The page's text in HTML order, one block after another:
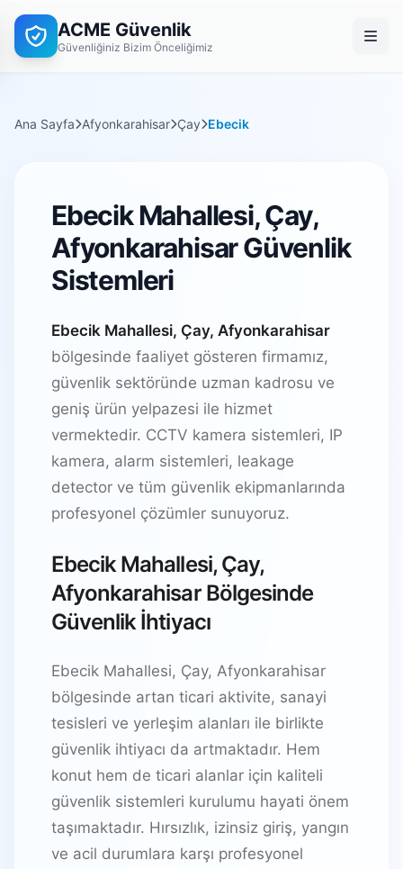
ACME Güvenlik
Güvenliğiniz Bizim Önceliğimiz
Ana Sayfa Afyonkarahisar Çay Ebecik
Ebecik Mahallesi, Çay,
Afyonkarahisar Güvenlik
Sistemleri
Ebecik Mahallesi, Çay, Afyonkarahisar
bölgesinde faaliyet gösteren firmamız,
güvenlik sektöründe uzman kadrosu ve
geniş ürün yelpazesi ile hizmet
vermektedir. CCTV kamera sistemleri, IP
kamera, alarm sistemleri, leakage
detector ve tüm güvenlik ekipmanlarında
profesyonel çözümler sunuyoruz.
Ebecik Mahallesi, Çay,
Afyonkarahisar Bölgesinde
Güvenlik İhtiyacı
Ebecik Mahallesi, Çay, Afyonkarahisar
bölgesinde artan ticari aktivite, sanayi
tesisleri ve yerleşim alanları ile birlikte
güvenlik ihtiyacı da artmaktadır. Hem
konut hem de ticari alanlar için kaliteli
güvenlik sistemleri kurulumu hayati önem
taşımaktadır. Hırsızlık, izinsiz giriş, yangın
ve acil durumlara karşı profesyonel